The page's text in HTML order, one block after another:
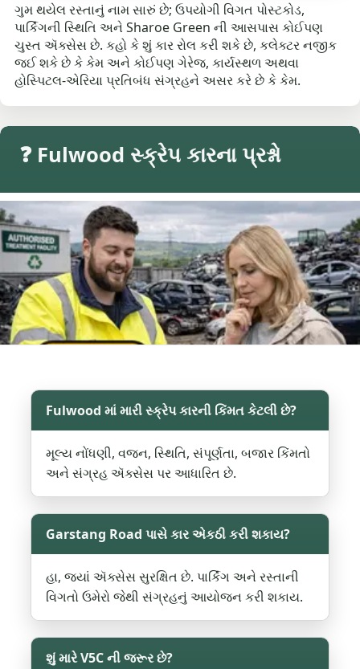
ગુમ થયેલ રસ્તાનું નામ સારું છે; ઉપયોગી વિગત પોસ્ટકોડ,
પાર્કિંગની સ્થિતિ અને Sharoe Green ની આસપાસ કોઈપણ
ચુસ્ત ઍક્સેસ છે. કહો કે શું કાર રોલ કરી શકે છે, કલેક્ટર નજીક
જઈ શકે છે કે કેમ અને કોઈપણ ગેરેજ, કાર્યસ્થળ અથવા
હોસ્પિટલ-એરિયા પ્રતિબંધ સંગ્રહને અસર કરે છે કે કેમ.
❓ Fulwood સ્ક્રેપ કારના પ્રશ્નો
Fulwood માં મારી સ્ક્રેપ કારની કિંમત કેટલી છે?
મૂલ્ય નોંધણી, વજન, સ્થિતિ, સંપૂર્ણતા, બજાર કિંમતો
અને સંગ્રહ ઍક્સેસ પર આધારિત છે.
Garstang Road પાસે કાર એકઠી કરી શકાય?
હા, જ્યાં ઍક્સેસ સુરક્ષિત છે. પાર્કિંગ અને રસ્તાની
વિગતો ઉમેરો જેથી સંગ્રહનું આયોજન કરી શકાય.
શું મારે V5C ની જરૂર છે?